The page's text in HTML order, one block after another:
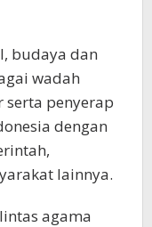
budaya dan
wadah
serta penyerap
dengan
lainnya.
agama